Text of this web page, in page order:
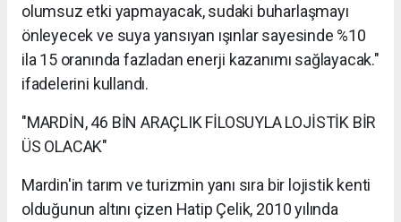
olumsuz etki yapmayacak, sudaki buharlaşmayı
önleyecek ve suya yansıyan ışınlar sayesinde %10
ila 15 oranında fazladan enerji kazanımı sağlayacak."
ifadelerini kullandı.
"MARDİN, 46 BİN ARAÇLIK FİLOSUYLA LOJİSTİK BİR
ÜS OLACAK"
Mardin'in tarım ve turizmin yanı sıra bir lojistik kenti
olduğunun altını çizen Hatip Çelik, 2010 yılında